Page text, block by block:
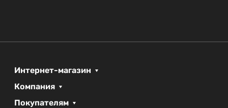
Интернет-магазин
Компания
Покупателям